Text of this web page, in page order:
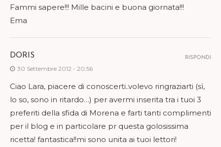
Fammi sapere!!! Mille bacini e buona giornata!!!
Ema
DORIS
30 Settembre 2012 - 20:56
Ciao Lara, piacere di conoscerti..volevo ringraziarti (sì,
lo so, sono in ritardo…) per avermi inserita tra i tuoi 3
preferiti della sfida di Morena e farti tanti complimenti
per il blog e in particolare pr questa golosissima
ricetta! fantastica!!mi sono unita ai tuoi lettori!
RISPONDI